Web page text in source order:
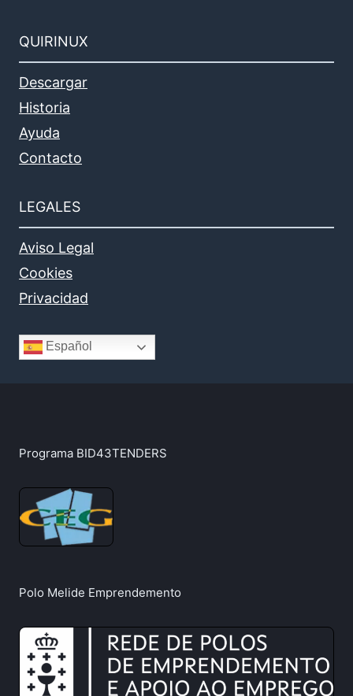
QUIRINUX
Descargar
Historia
Ayuda
Contacto
LEGALES
Aviso Legal
Cookies
Privacidad
Español
Programa BID43TENDERS
Polo Melide Emprendemento